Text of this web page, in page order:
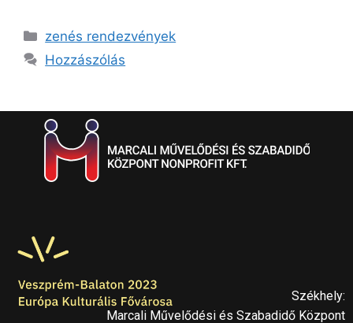
zenés rendezvények
Hozzászólás
Székhely:
Marcali Művelődési és Szabadidő Központ